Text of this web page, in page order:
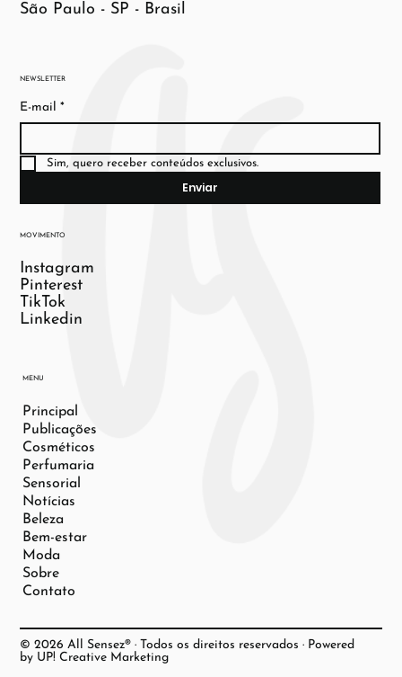
NEWSLETTER
E-mail *
Sim, quero receber conteúdos exclusivos.
Enviar
MOVIMENTO
Instagram
Pinterest
TikTok
Linkedin
MENU
Principal
Publicações
Cosméticos
Perfumaria
Sensorial
Notícias
Beleza
Bem-estar
Moda
Sobre
Contato
São Paulo - SP - Brasil
© 2026 All Sensez® · Todos os direitos reservados · Powered
by UP! Creative Marketing